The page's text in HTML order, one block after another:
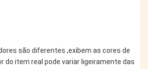
são diferentes ,exibem as cores de
do item real pode variar ligeiramente das